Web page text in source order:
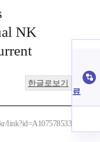
NK
한글로보기
link?id=A107578533
료